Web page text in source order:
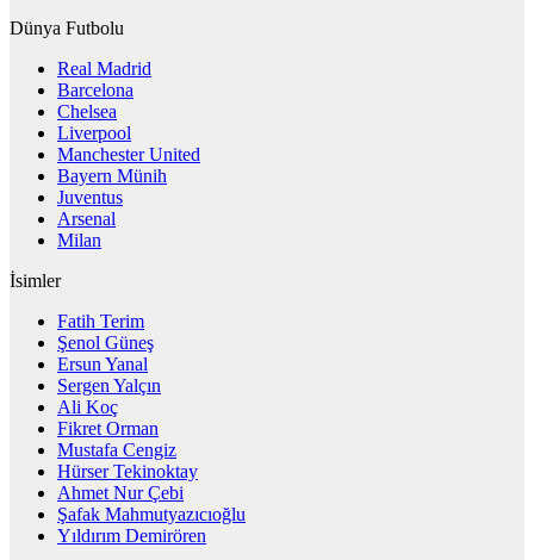
Dünya Futbolu
Real Madrid
Barcelona
Chelsea
Liverpool
Manchester United
Bayern Münih
Juventus
Arsenal
Milan
İsimler
Fatih Terim
Şenol Güneş
Ersun Yanal
Sergen Yalçın
Ali Koç
Fikret Orman
Mustafa Cengiz
Hürser Tekinoktay
Ahmet Nur Çebi
Şafak Mahmutyazıcıoğlu
Yıldırım Demirören